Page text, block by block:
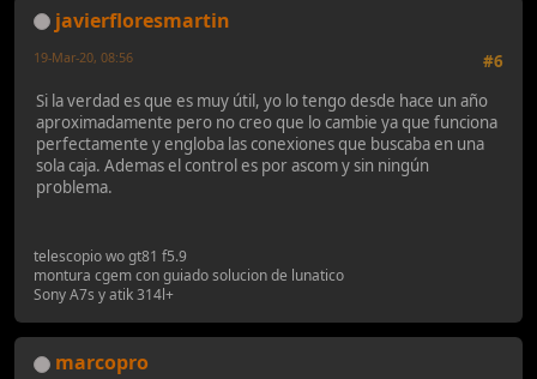
javierfloresmartin
#6
19-Mar-20, 08:56
Si la verdad es que es muy útil, yo lo tengo desde hace un año
aproximadamente pero no creo que lo cambie ya que funciona
perfectamente y engloba las conexiones que buscaba en una
sola caja. Ademas el control es por ascom y sin ningún
problema.
telescopio wo gt81 f5.9
montura cgem con guiado solucion de lunatico
Sony A7s y atik 314l+
marcopro